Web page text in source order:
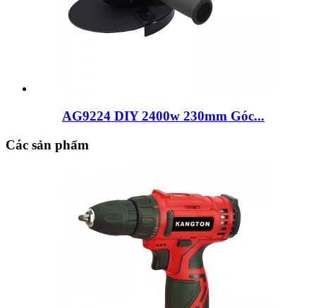
AG9224 DIY 2400w 230mm Góc...
Các sản phẩm